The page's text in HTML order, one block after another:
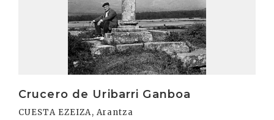
Crucero de Uribarri Ganboa
CUESTA EZEIZA, Arantza